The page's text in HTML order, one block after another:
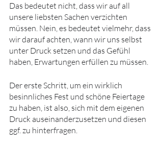
Das bedeutet nicht, dass wir auf all
unsere liebsten Sachen verzichten
müssen. Nein, es bedeutet vielmehr, dass
wir darauf achten, wann wir uns selbst
unter Druck setzen und das Gefühl
haben, Erwartungen erfüllen zu müssen.
Der erste Schritt, um ein wirklich
besinnliches Fest und schöne Feiertage
zu haben, ist also, sich mit dem eigenen
Druck auseinanderzusetzen und diesen
ggf. zu hinterfragen.